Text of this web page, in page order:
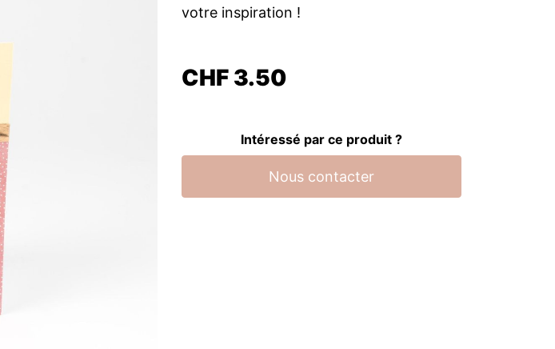
votre inspiration !
CHF 3.50
Intéressé par ce produit ?
Nous contacter